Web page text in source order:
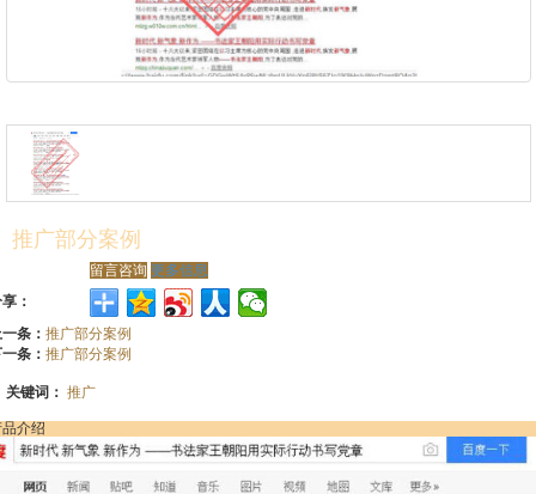
推广部分案例
留言咨询 更多信息
：
条： 推广部分案例
条： 推广部分案例
关键词： 推广
介绍